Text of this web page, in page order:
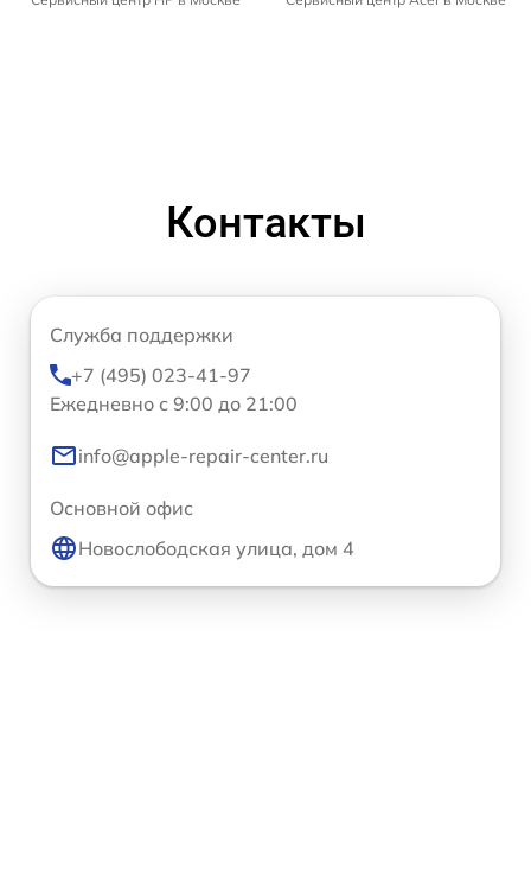
Контакты
Служба поддержки
+7 (495) 023-41-97
Ежедневно с 9:00 до 21:00
info@apple-repair-center.ru
Основной офис
Новослободская улица, дом 4